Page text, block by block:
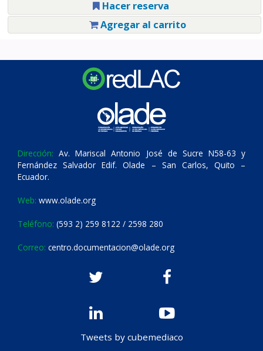
Hacer reserva
Agregar al carrito
Dirección: Av. Mariscal Antonio José de Sucre N58-63 y
Fernández Salvador Edif. Olade – San Carlos, Quito –
Ecuador.
Web: www.olade.org
Teléfono: (593 2) 259 8122 / 2598 280
Correo: centro.documentacion@olade.org
Tweets by cubemediaco